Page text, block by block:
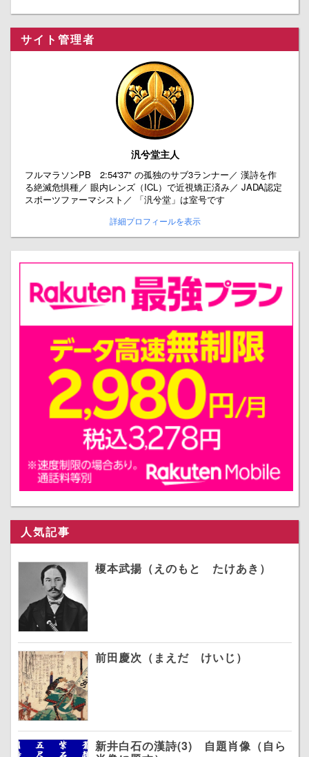
サイト管理者
汎兮堂主人
フルマラソンPB 2:54'37" の孤独のサブ3ランナー／ 漢詩を作
る絶滅危惧種／ 眼内レンズ（ICL）で近視矯正済み／ JADA認定
スポーツファーマシスト／ 「汎兮堂」は室号です
詳細プロフィールを表示
人気記事
榎本武揚（えのもと たけあき）
前田慶次（まえだ けいじ）
新井白石の漢詩(3) 自題肖像（自ら